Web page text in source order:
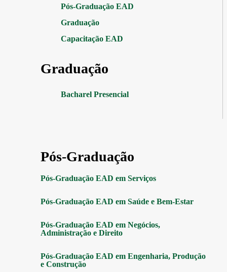
Pós-Graduação EAD
Graduação
Capacitação EAD
Graduação
Bacharel Presencial
Pós-Graduação
Pós-Graduação EAD em Serviços
Pós-Graduação EAD em Saúde e Bem-Estar
Pós-Graduação EAD em Negócios,
Administração e Direito
Pós-Graduação EAD em Engenharia, Produção
e Construção